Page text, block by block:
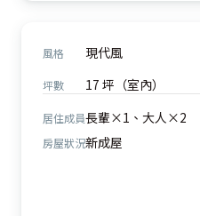
風格 現代風
坪數 17 坪（室內）
居住成員長輩×1、大人×2
房屋狀況新成屋